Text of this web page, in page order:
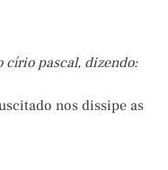
círio pascal, dizendo:
nos dissipe as